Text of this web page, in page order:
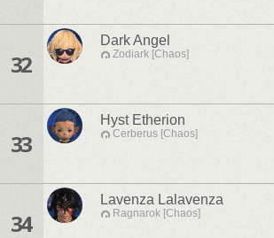
32
Dark Angel
Zodiark [Chaos]
33
Hyst Etherion
Cerberus [Chaos]
34
Lavenza Lalavenza
Ragnarok [Chaos]